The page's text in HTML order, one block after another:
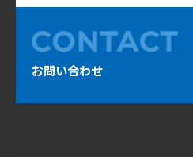
お問い合わせ